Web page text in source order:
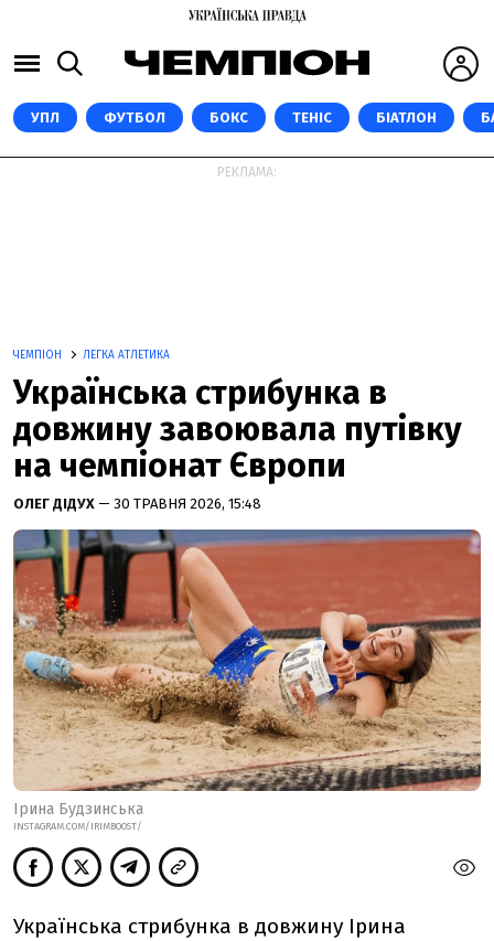
УПЛ ФУТБОЛ БОКС ТЕНІС БІАТЛОН
РЕКЛАМА:
ЧЕМПІОН ЛЕГКА АТЛЕТИКА
Українська стрибунка в
довжину завоювала путівку
на чемпіонат Європи
ОЛЕГ ДІДУХ — 30 ТРАВНЯ 2026, 15:48
Ірина Будзинська
INSTAGRAM.COM/IRIMBOOST/
Українська стрибунка в довжину Ірина